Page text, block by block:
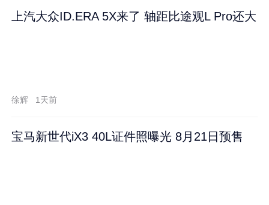
上汽大众ID.ERA 5X来了 轴距比途观L Pro还大
徐辉 1天前
宝马新世代iX3 40L证件照曝光 8月21日预售